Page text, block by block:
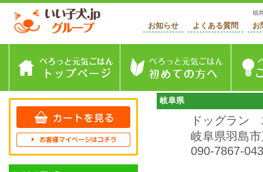
福
お知らせ よくある質問 お
岐阜県
ドッグラン
岐阜県羽島
090-7867-